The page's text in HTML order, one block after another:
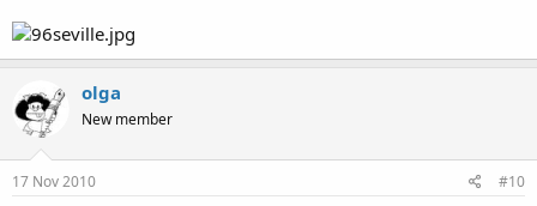
olga
New member
17 Nov 2010 #10